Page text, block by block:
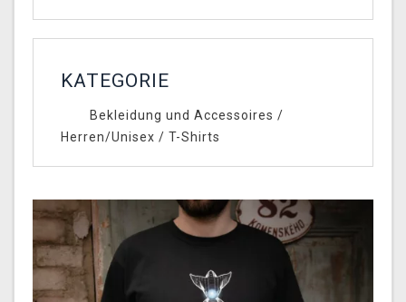
KATEGORIE
Bekleidung und Accessoires /
Herren/Unisex / T-Shirts